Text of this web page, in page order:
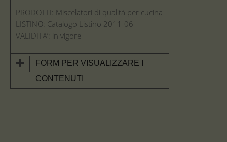
PRODOTTI: Miscelatori di qualità per cucina
LISTINO: Catalogo Listino 2011-06
VALIDITA’: in vigore
FORM PER VISUALIZZARE I
CONTENUTI